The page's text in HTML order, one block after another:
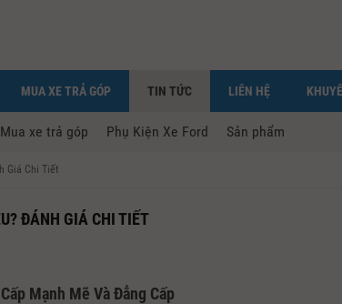
MUA XE TRẢ GÓP TIN TỨC LIÊN HỆ
Mua xe trả góp Phụ Kiện Xe Ford Sản phẩm
Giá Chi Tiết
ĐÁNH GIÁ CHI TIẾT
Mạnh Mẽ Và Đẳng Cấp